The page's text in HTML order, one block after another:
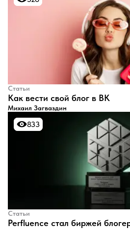
Статьи
​Как вести свой блог в ВК
Михаил Загваздин
833
833
Статьи
Perfluence стал биржей